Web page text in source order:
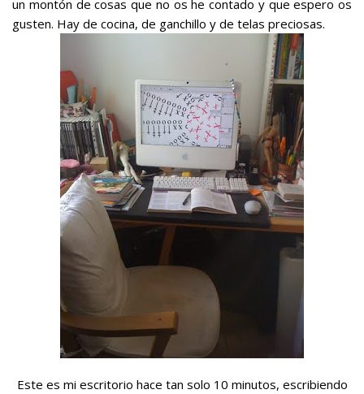
un montón de cosas que no os he contado y que espero os
gusten. Hay de cocina, de ganchillo y de telas preciosas.
Este es mi escritorio hace tan solo 10 minutos, escribiendo